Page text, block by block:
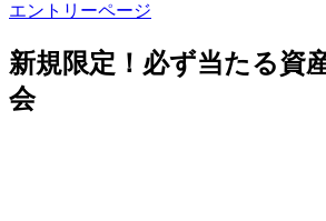
エントリーページ
新規限定！必ず当たる資
会